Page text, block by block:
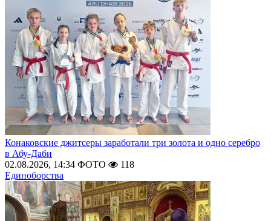
Конаковские джитсеры заработали три золота и одно серебро
в Абу-Даби
02.08.2026, 14:34 ФОТО
118
Единоборства